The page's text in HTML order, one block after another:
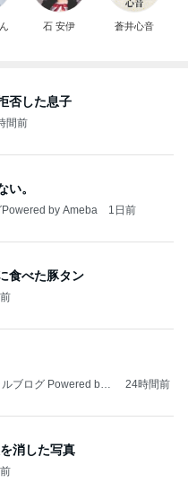
石 安伊 蒼井心音
否した息子
間前
い。
by Ameba 1日前
食べた豚タン
ブログ Powered by
24時間前
消した写真